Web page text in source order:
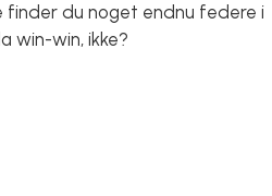
finder du noget endnu federe i
win-win, ikke?